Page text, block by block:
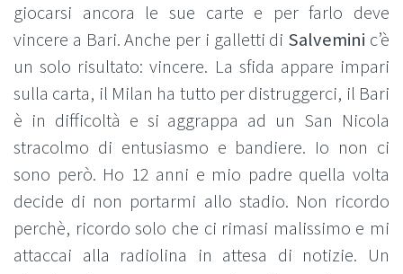
giocarsi ancora le sue carte e per farlo deve
vincere a Bari. Anche per i galletti di Salvemini c’è
un solo risultato: vincere. La sfida appare impari
sulla carta, il Milan ha tutto per distruggerci, il Bari
è in difficoltà e si aggrappa ad un San Nicola
stracolmo di entusiasmo e bandiere. Io non ci
sono però. Ho 12 anni e mio padre quella volta
decide di non portarmi allo stadio. Non ricordo
perchè, ricordo solo che ci rimasi malissimo e mi
attaccai alla radiolina in attesa di notizie. Un